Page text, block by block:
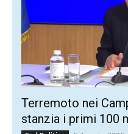
Terremoto nei
stanzia i primi 100